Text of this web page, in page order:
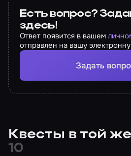
Есть вопрос?
здесь!
Ответ появится в вашем
отправлен на вашу
Задать
Квесты в той
10